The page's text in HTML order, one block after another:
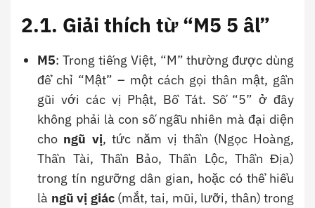
2.1. Giải thích từ “M5 5 âl”
M5: Trong tiếng Việt, “M” thường được dùng
để chỉ “Mật” – một cách gọi thân mật, gần
gũi với các vị Phật, Bồ Tát. Số “5” ở đây
không phải là con số ngẫu nhiên mà đại diện
cho ngũ vị, tức năm vị thần (Ngọc Hoàng,
Thần Tài, Thần Bảo, Thần Lộc, Thần Địa)
trong tín ngưỡng dân gian, hoặc có thể hiểu
là ngũ vị giác(mắt, tai, mũi, lưỡi, thân) trong